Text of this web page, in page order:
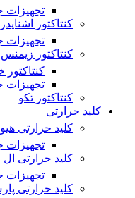
تجهیزات
کنتاکتور اشنایدر
تجهیزات
کنتاکتور زیمنس
تجهیزات
کنتاکتور تکو
کلید حرارتی
کلید حرارتی
تجهیزات
کلید حرارتی
تجهیزات
کلید حرارتی